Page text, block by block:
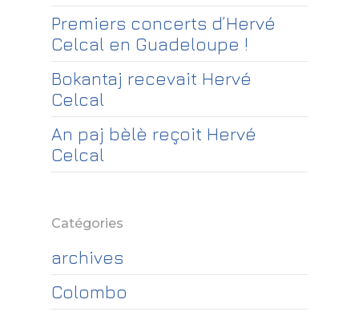
Premiers concerts d’Hervé
Celcal en Guadeloupe !
Bokantaj recevait Hervé
Celcal
An paj bèlè reçoit Hervé
Celcal
Catégories
archives
Colombo